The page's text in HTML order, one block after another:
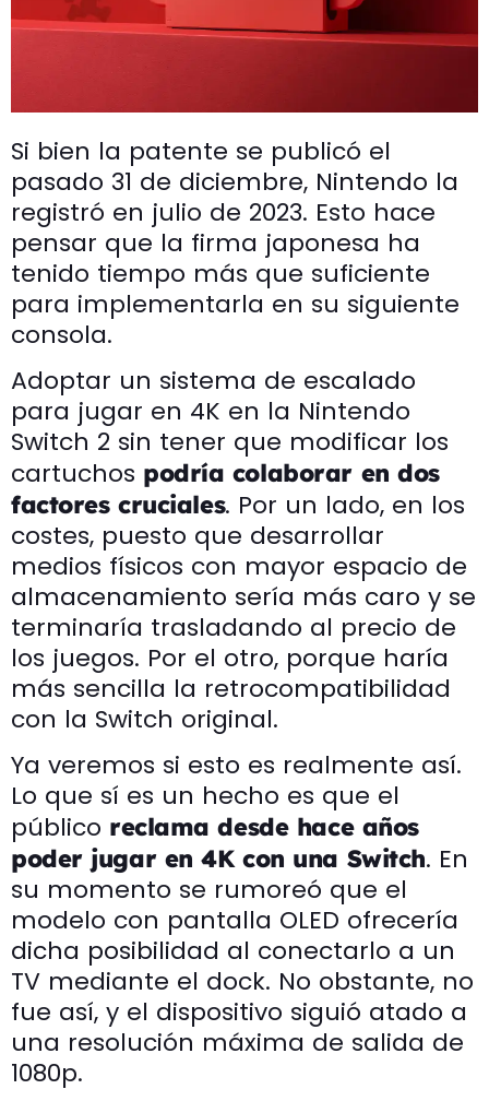
Si bien la patente se publicó el
pasado 31 de diciembre, Nintendo la
registró en julio de 2023. Esto hace
pensar que la firma japonesa ha
tenido tiempo más que suficiente
para implementarla en su siguiente
consola.
Adoptar un sistema de escalado
para jugar en 4K en la Nintendo
Switch 2 sin tener que modificar los
cartuchos podría colaborar en dos
factores cruciales. Por un lado, en los
costes, puesto que desarrollar
medios físicos con mayor espacio de
almacenamiento sería más caro y se
terminaría trasladando al precio de
los juegos. Por el otro, porque haría
más sencilla la retrocompatibilidad
con la Switch original.
Ya veremos si esto es realmente así.
Lo que sí es un hecho es que el
público reclama desde hace años
poder jugar en 4K con una Switch. En
su momento se rumoreó que el
modelo con pantalla OLED ofrecería
dicha posibilidad al conectarlo a un
TV mediante el dock. No obstante, no
fue así, y el dispositivo siguió atado a
una resolución máxima de salida de
1080p.